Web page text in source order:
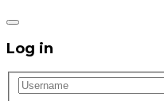
Log in